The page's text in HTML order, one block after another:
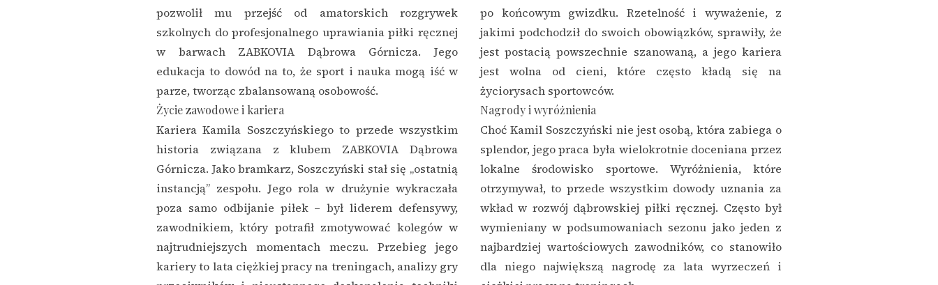
pozwolił mu przejść od amatorskich rozgrywek
szkolnych do profesjonalnego uprawiania piłki ręcznej
w barwach ZABKOVIA Dąbrowa Górnicza. Jego
edukacja to dowód na to, że sport i nauka mogą iść w
parze, tworząc zbalansowaną osobowość.
Życie zawodowe i kariera
Kariera Kamila Soszczyńskiego to przede wszystkim
historia związana z klubem ZABKOVIA Dąbrowa
Górnicza. Jako bramkarz, Soszczyński stał się „ostatnią
instancją” zespołu. Jego rola w drużynie wykraczała
poza samo odbijanie piłek – był liderem defensywy,
zawodnikiem, który potrafił zmotywować kolegów w
najtrudniejszych momentach meczu. Przebieg jego
kariery to lata ciężkiej pracy na treningach, analizy gry
po końcowym gwizdku. Rzetelność i wyważenie, z
jakimi podchodził do swoich obowiązków, sprawiły, że
jest postacią powszechnie szanowaną, a jego kariera
jest wolna od cieni, które często kładą się na
życiorysach sportowców.
Nagrody i wyróżnienia
Choć Kamil Soszczyński nie jest osobą, która zabiega o
splendor, jego praca była wielokrotnie doceniana przez
lokalne środowisko sportowe. Wyróżnienia, które
otrzymywał, to przede wszystkim dowody uznania za
wkład w rozwój dąbrowskiej piłki ręcznej. Często był
wymieniany w podsumowaniach sezonu jako jeden z
najbardziej wartościowych zawodników, co stanowiło
dla niego największą nagrodę za lata wyrzeczeń i